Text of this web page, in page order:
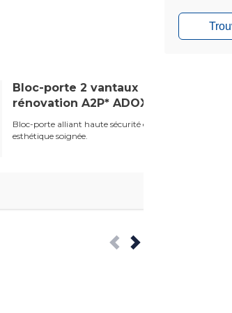
Bloc-porte 2 vantaux
rénovation A2P* ADOXA
Bloc-porte alliant haute sécurité et
esthétique soignée.